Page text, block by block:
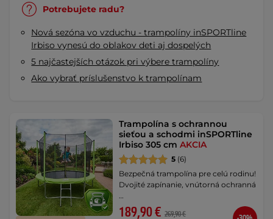
Potrebujete radu?
Nová sezóna vo vzduchu - trampolíny inSPORTline
Irbiso vynesú do oblakov deti aj dospelých
5 najčastejších otázok pri výbere trampolíny
Ako vybrať príslušenstvo k trampolínam
Trampolína s ochrannou
sieťou a schodmi inSPORTline
Irbiso 305 cmAKCIA
5 (6)
Bezpečná trampolína pre celú rodinu!
Dvojité zapínanie, vnútorná ochranná
…
189,90 € 269,90 €